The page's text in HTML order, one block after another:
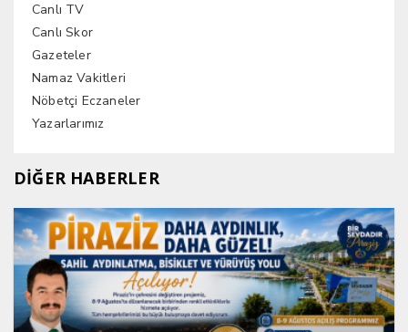
Canlı TV
Canlı Skor
Gazeteler
Namaz Vakitleri
Nöbetçi Eczaneler
Yazarlarımız
DİĞER HABERLER